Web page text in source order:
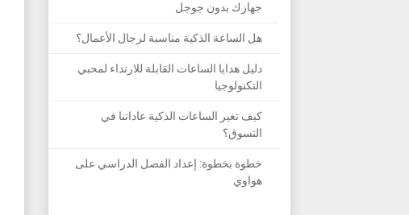
جهازك بدون جوجل
هل الساعة الذكية مناسبة لرجال الأعمال؟
دليل هدايا الساعات القابلة للارتداء لمحبي
التكنولوجيا
كيف تغير الساعات الذكية عاداتنا في
التسوق؟
خطوة بخطوة: إعداد الفصل الدراسي على
هواوي